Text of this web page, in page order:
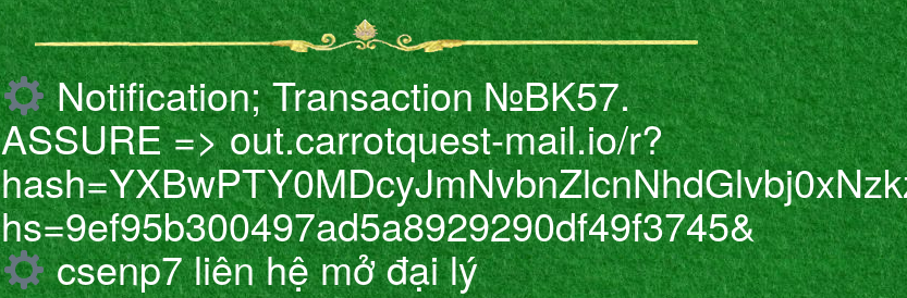
Notification; Transaction №BK57.
ASSURE => out.carrotquest-mail.io/r?
hs=9ef95b300497ad5a8929290df49f3745&
csenp7 liên hệ mở đại lý